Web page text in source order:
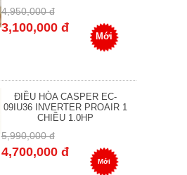
4,950,000 đ
3,100,000 đ
Mới
ĐIỀU HÒA CASPER EC-
09IU36 INVERTER PROAIR 1
CHIỀU 1.0HP
5,990,000 đ
4,700,000 đ
Mới